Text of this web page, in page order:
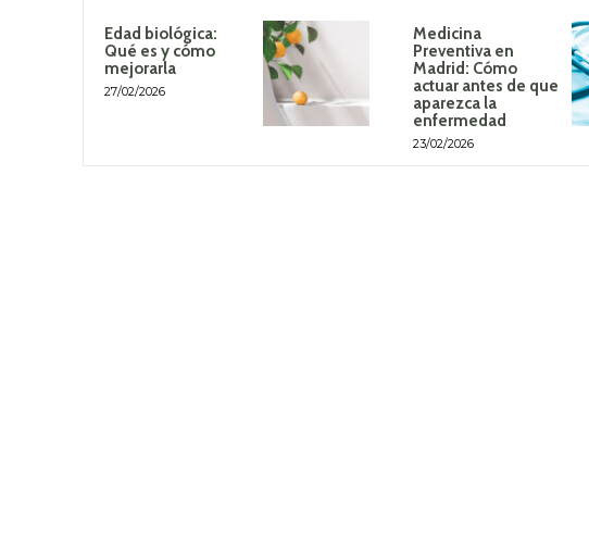
Edad biológica:
Qué es y cómo
mejorarla
27/02/2026
Medicina
Preventiva en
Madrid: Cómo
actuar antes de que
aparezca la
enfermedad
23/02/2026